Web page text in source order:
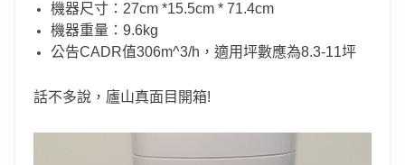
機器尺寸：27cm *15.5cm * 71.4cm
機器重量：9.6kg
公告CADR值306m^3/h，適用坪數應為8.3-11坪
話不多說，廬山真面目開箱!